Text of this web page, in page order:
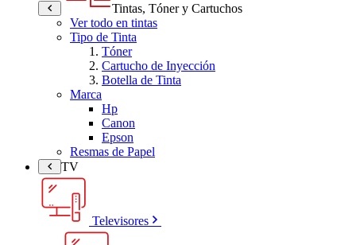
Tintas, Tóner y Cartuchos
Ver todo en tintas
Tipo de Tinta
Tóner
Cartucho de Inyección
Botella de Tinta
Marca
Hp
Canon
Epson
Resmas de Papel
TV
Televisores